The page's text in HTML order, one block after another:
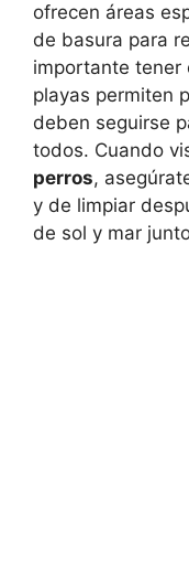
ofrecen áreas
de basura para
importante tener
playas permiten
deben seguirse
todos. Cuando
perros,
y de limpiar
de sol y mar